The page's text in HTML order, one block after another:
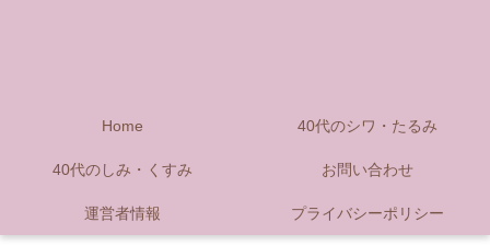
Home 40代のシワ・たるみ
40代のしみ・くすみ お問い合わせ
運営者情報 プライバシーポリシー